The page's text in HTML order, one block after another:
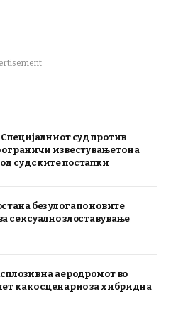
суд против
ограничи известувањето на
судските постапки
без улога по новите
сексуално злоставување
на аеродромот во
како сценарио за хибридна